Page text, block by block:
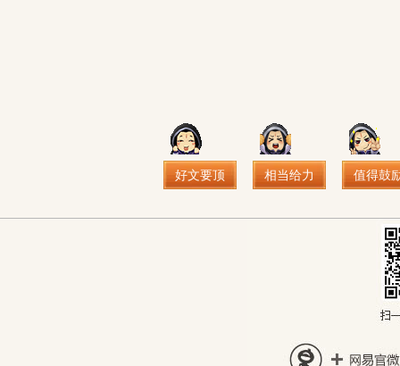
好文要顶 相当给力 值得鼓